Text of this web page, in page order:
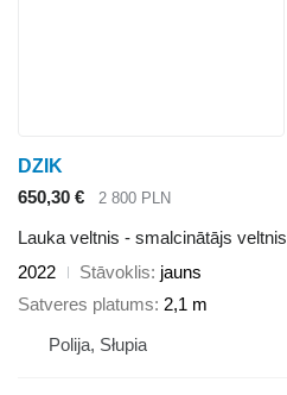
DZIK
650,30 €
2 800 PLN
Lauka veltnis - smalcinātājs veltnis
2022
Stāvoklis jauns
Satveres platums 2,1 m
Polija, Słupia